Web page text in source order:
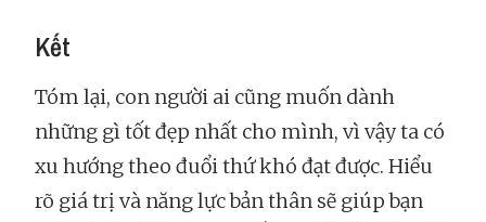
Kết
Tóm lại, con người ai cũng muốn dành
những gì tốt đẹp nhất cho mình, vì vậy ta có
xu hướng theo đuổi thứ khó đạt được. Hiểu
rõ giá trị và năng lực bản thân sẽ giúp bạn